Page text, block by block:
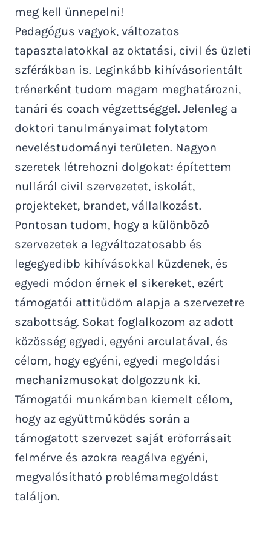
meg kell ünnepelni!
Pedagógus vagyok, változatos
tapasztalatokkal az oktatási, civil és üzleti
szférákban is. Leginkább kihívásorientált
trénerként tudom magam meghatározni,
tanári és coach végzettséggel. Jelenleg a
doktori tanulmányaimat folytatom
neveléstudományi területen. Nagyon
szeretek létrehozni dolgokat: építettem
nulláról civil szervezetet, iskolát,
projekteket, brandet, vállalkozást.
Pontosan tudom, hogy a különböző
szervezetek a legváltozatosabb és
legegyedibb kihívásokkal küzdenek, és
egyedi módon érnek el sikereket, ezért
támogatói attitűdöm alapja a szervezetre
szabottság. Sokat foglalkozom az adott
közösség egyedi, egyéni arculatával, és
célom, hogy egyéni, egyedi megoldási
mechanizmusokat dolgozzunk ki.
Támogatói munkámban kiemelt célom,
hogy az együttműködés során a
támogatott szervezet saját erőforrásait
felmérve és azokra reagálva egyéni,
megvalósítható problémamegoldást
találjon.